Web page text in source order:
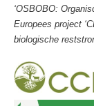
‘OSBOBO:
Europees project
biologische